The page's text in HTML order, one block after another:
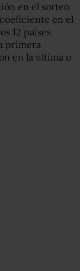
en el sorteo
en el
12 países
primera
en la última o